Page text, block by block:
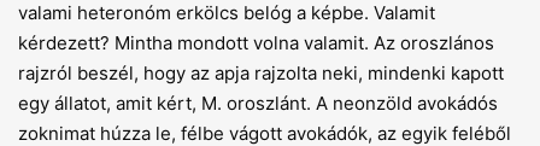
valami heteronóm erkölcs belóg a képbe. Valamit
kérdezett? Mintha mondott volna valamit. Az oroszlános
rajzról beszél, hogy az apja rajzolta neki, mindenki kapott
egy állatot, amit kért, M. oroszlánt. A neonzöld avokádós
zoknimat húzza le, félbe vágott avokádók, az egyik feléből